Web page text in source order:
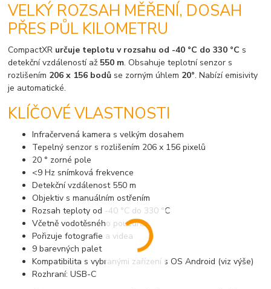
VELKÝ ROZSAH MĚŘENÍ, DOSAH
PŘES PŮL KILOMETRU
CompactXR určuje teplotu v rozsahu od -40 °C do 330 °C s
detekční vzdáleností až 550 m. Obsahuje teplotní senzor s
rozlišením 206 x 156 bodů se zorným úhlem 20°. Nabízí emisivity
je automatické.
KLÍČOVÉ VLASTNOSTI
Infračervená kamera s velkým dosahem
Tepelný senzor s rozlišením 206 x 156 pixelů
20 ° zorné pole
<9 Hz snímková frekvence
Detekční vzdálenost 550 m
Objektiv s manuálním ostřením
Rozsah teploty od -40 °C do 330 °C
Včetně vodotěsného pouzdra
Pořizuje fotografie a videa
9 barevných palet
Kompatibilita s vybranými zařízení s OS Android (viz výše)
Rozhraní: USB-C